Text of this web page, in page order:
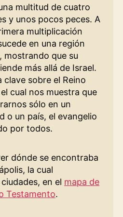
multitud de cuatro
y unos pocos peces. A
multiplicación
en una región
mostrando que su
más allá de Israel.
clave sobre el Reino
cual nos muestra que
sólo en un
o un país, el evangelio
por todos.
dónde se encontraba
la cual
en el mapa de
Testamento.